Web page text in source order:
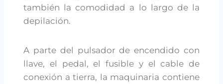
también la comodidad a lo largo de la
depilación.
A parte del pulsador de encendido con
llave, el pedal, el fusible y el cable de
conexión a tierra, la maquinaria contiene